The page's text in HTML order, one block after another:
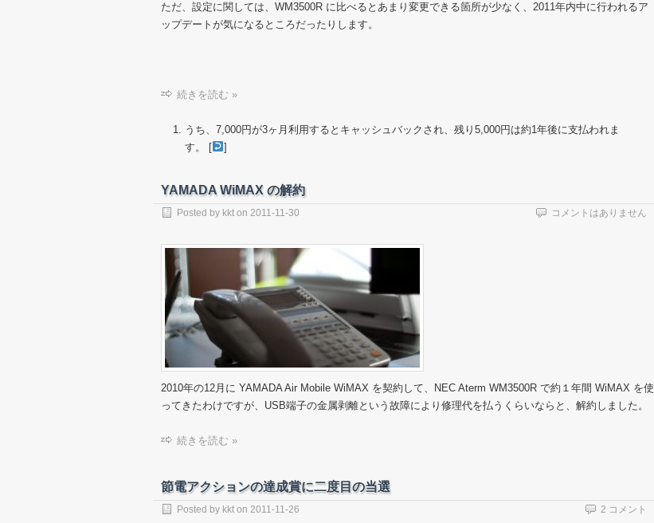
ただ、設定に関しては、WM3500R に比べるとあまり変更できる箇所が少なく、2011年内中に行われるア
ップデートが気になるところだったりします。
続きを読む »
うち、7,000円が3ヶ月利用するとキャッシュバックされ、残り5,000円は約1年後に支払われま
す。 [
]
YAMADA WiMAX の解約
Posted by kkt on 2011-11-30 コメントはありません
2010年の12月に YAMADA Air Mobile WiMAX を契約して、NEC Aterm WM3500R で約１年間 WiMAX を使
ってきたわけですが、USB端子の金属剥離という故障により修理代を払うくらいならと、解約しました。
続きを読む »
節電アクションの達成賞に二度目の当選
Posted by kkt on 2011-11-26 2 コメント